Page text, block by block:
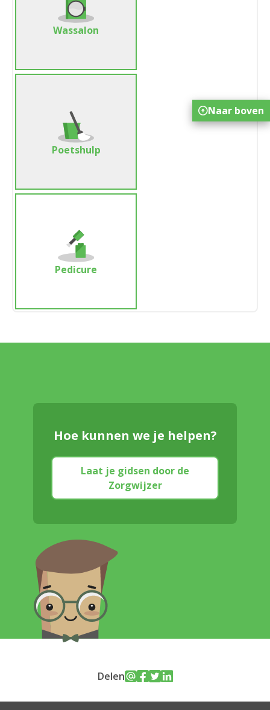
Wassalon
Poetshulp
Pedicure
Hoe kunnen we je helpen?
Laat je gidsen door de
Zorgwijzer
Delen
Naar boven